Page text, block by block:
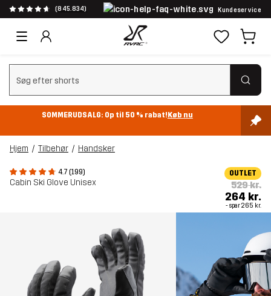
(845.834) Kundeservice
Ryd søgning
SOMMERUDSALG: Op til 50 % rabat!Køb nu
Hjem Tilbehør Handsker
4.7 (199)
Cabin Ski Glove Unisex
OUTLET
529 kr.
264 kr.
- spar265 kr.